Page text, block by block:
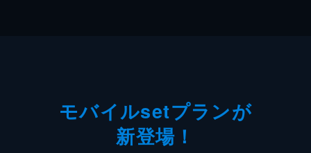
モバイルsetプランが
新登場！